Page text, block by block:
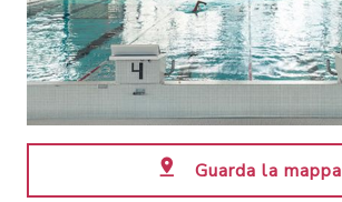
Guarda la mappa